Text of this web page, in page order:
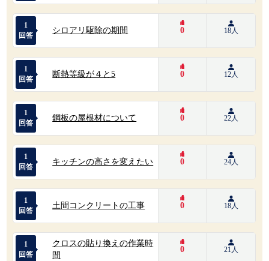
1
回答
シロアリ駆除の期間 0 18人
1
回答
断熱等級が４と5 0 12人
1
回答
鋼板の屋根材について 0 22人
1
回答
キッチンの高さを変えたい 0 24人
1
回答
土間コンクリートの工事 0 18人
1
回答
クロスの貼り換えの作業時
間
0 21人